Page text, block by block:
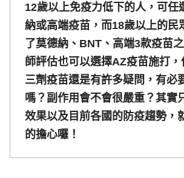
12歲以上免疫力低下的人，可任
納或高端疫苗，而18歲以上的民
了莫德納、BNT、高端3款疫苗
師評估也可以選擇AZ疫苗施打
三劑疫苗還是有許多疑問，有必
嗎？副作用會不會很嚴重？其實
效果以及目前各國的防疫趨勢，
的擔心囉！